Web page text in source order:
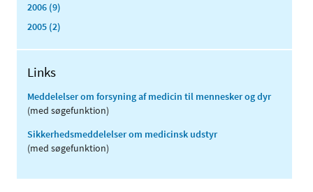
2006 (9)
2005 (2)
Links
Meddelelser om forsyning af medicin til mennesker og dyr
(med søgefunktion)
Sikkerhedsmeddelelser om medicinsk udstyr
(med søgefunktion)